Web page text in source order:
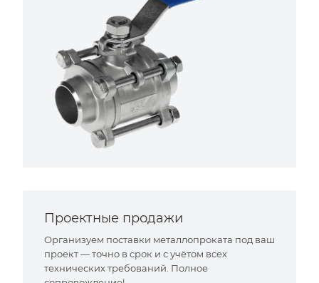
Проектные продажи
Организуем поставки металлопроката под ваш
проект — точно в срок и с учётом всех
технических требований. Полное